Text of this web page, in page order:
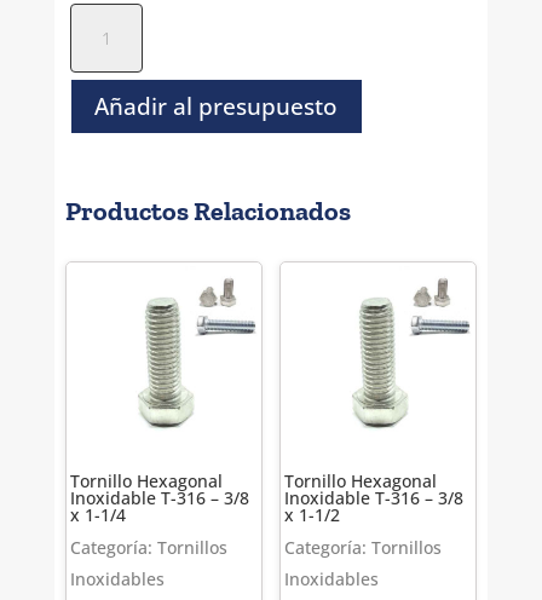
Hexagonal
Gr-
Galv
11
1.3/4
Añadir al presupuesto
Productos Relacionados
Tornillo Hexagonal
Inoxidable T-316 – 3/8
x 1-1/4
Categoría: Tornillos
Inoxidables
Tornillo Hexagonal
Inoxidable T-316 – 3/8
x 1-1/2
Categoría: Tornillos
Inoxidables